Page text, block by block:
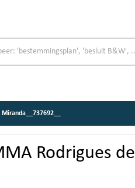
Rodrigues de